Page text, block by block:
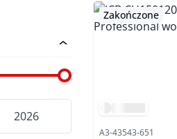
Zakończone
A3-43543-651